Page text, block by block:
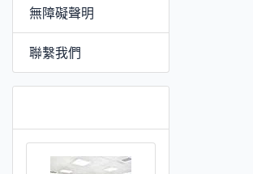
無障礙聲明
聯繫我們